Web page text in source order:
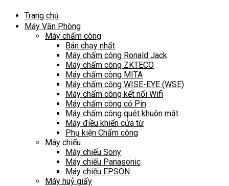
Trang chủ
Máy Văn Phòng
Máy chấm công
Bán chạy nhất
Máy chấm công Ronald Jack
Máy chấm công ZKTECO
Máy chấm công MITA
Máy chấm công WISE-EYE (WSE)
Máy chấm công kết nối Wifi
Máy chấm công có Pin
Máy chấm công quét khuôn mặt
Máy điều khiển cửa từ
Phụ kiện Chấm công
Máy chiếu
Máy chiếu Sony
Máy chiếu Panasonic
Máy chiếu EPSON
Máy huỷ giấy